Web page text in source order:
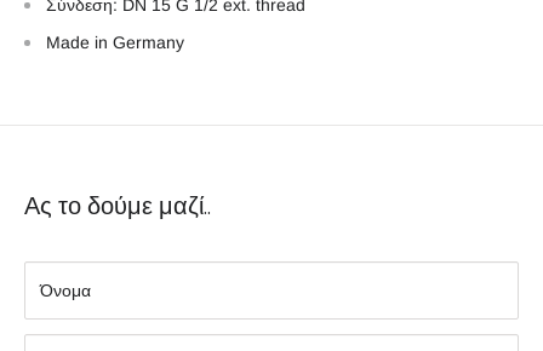
Σύνδεση: DN 15 G 1/2 ext. thread
Made in Germany
Ας το δούμε μαζί..
Όνομα